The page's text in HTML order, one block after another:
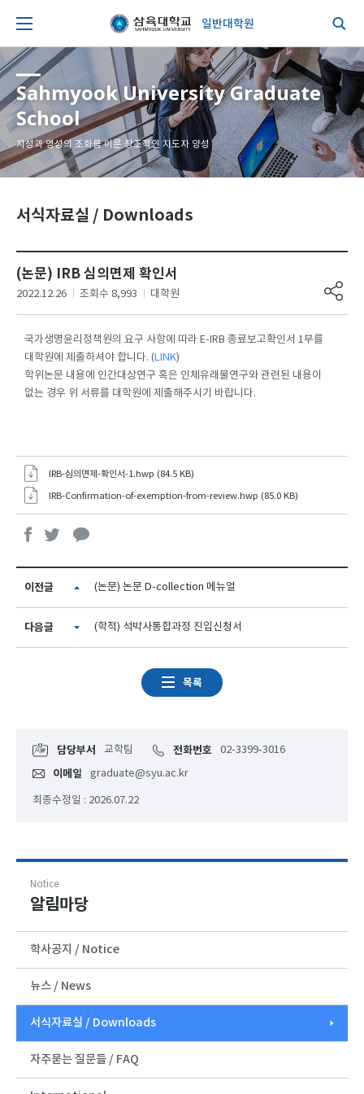
일반대학원
Sahmyook University Graduate
School
지성과 영성의 조화를 이룬 창조적인 지도자 양성
서식자료실 / Downloads
(논문) IRB 심의면제 확인서
2022.12.26 조회수 8,993 대학원
국가생명윤리정책원의 요구 사항에 따라 E-IRB 종료보고확인서 1부를
대학원에 제출하셔야 합니다. (LINK)
학위논문 내용에 인간대상연구 혹은 인체유래물연구와 관련된 내용이
없는 경우 위 서류를 대학원에 제출해주시기 바랍니다.
IRB-심의면제-확인서-1.hwp (84.5 KB)
IRB-Confirmation-of-exemption-from-review.hwp (85.0 KB)
이전글 (논문) 논문 D-collection 메뉴얼
다음글 (학적) 석박사통합과정 진입신청서
목록
담당부서 교학팀 전화번호 02-3399-3016
이메일 graduate@syu.ac.kr
최종수정일 : 2026.07.22
Notice
알림마당
학사공지 / Notice
뉴스 / News
서식자료실 / Downloads
자주묻는 질문들 / FAQ